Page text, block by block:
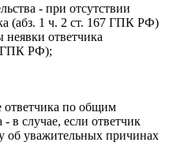
- при отсутствии
(абз. 1 ч. 2 ст. 167 ГПК РФ)
ответчика
ГПК РФ);
ответчика по общим
в случае, если ответчик
об уважительных причинах